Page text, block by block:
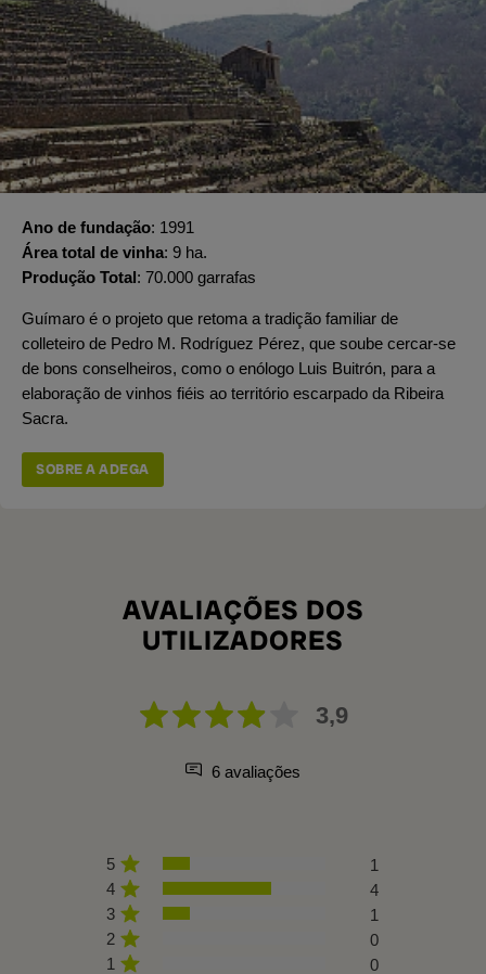
Ano de fundação 1991
Área total de vinha 9 ha.
Produção Total 70.000 garrafas
Guímaro é o projeto que retoma a tradição familiar de
colleteiro de Pedro M. Rodríguez Pérez, que soube cercar-se
de bons conselheiros, como o enólogo Luis Buitrón, para a
elaboração de vinhos fiéis ao território escarpado da Ribeira
Sacra.
SOBRE A ADEGA
AVALIAÇÕES DOS
UTILIZADORES
3,9
6 avaliações
5
1
4
4
3
1
2
0
1
0